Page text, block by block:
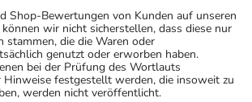
Shop-Bewertungen von Kunden auf unseren
wir nicht sicherstellen, dass diese nur
stammen, die die Waren oder
genutzt oder erworben haben.
bei der Prüfung des Wortlauts
festgestellt werden, die insoweit zu
werden nicht veröffentlicht.